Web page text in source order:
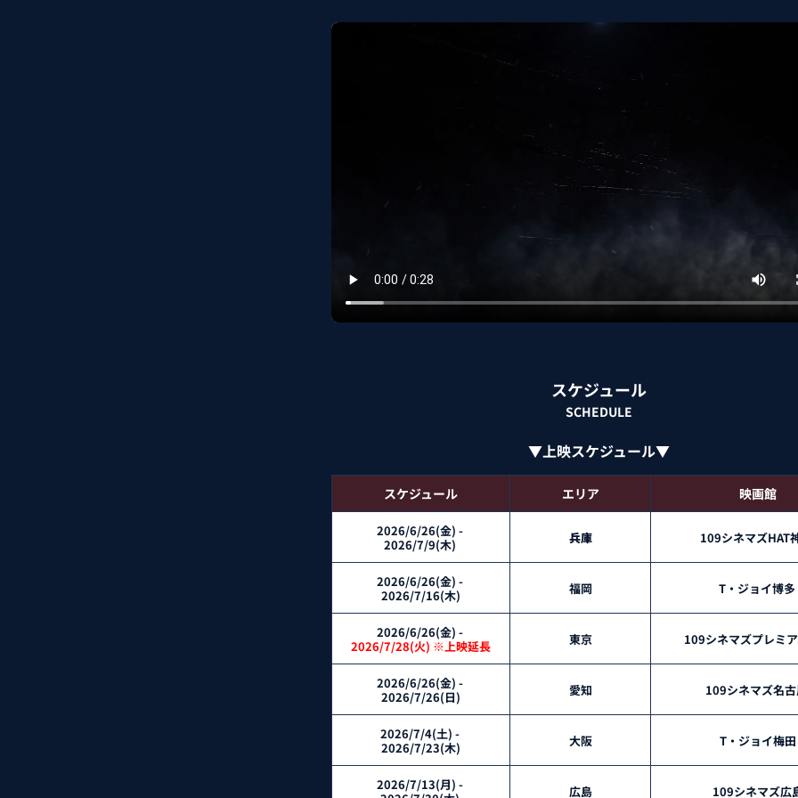
スケジュール
SCHEDULE
▼上映スケジュール▼
スケジュール エリア 映画館
2026/6/26(金) -
2026/7/9(木)
兵庫 109シネマズHAT
2026/6/26(金) -
2026/7/16(木)
福岡 T・ジョイ博多
2026/6/26(金) -
2026/7/28(火) ※上映延長
東京 109シネマズプレミ
2026/6/26(金) -
2026/7/26(日)
愛知 109シネマズ名
2026/7/4(土) -
2026/7/23(木)
大阪 T・ジョイ梅田
2026/7/13(月) -
広島 109シネマズ広